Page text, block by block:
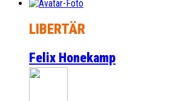
LIBERTÄR
Felix Honekamp